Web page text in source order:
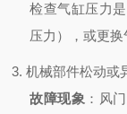
检查气缸压力
压力），或更换
3. 机械部件松动或
故障现象 ：风